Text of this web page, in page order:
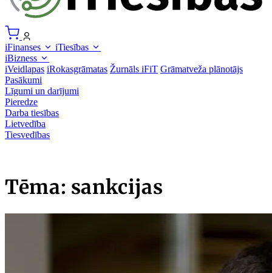
iFinanses
iTiesības
iBizness
iVeidlapas iRokasgrāmatas Žurnāls iFiT Grāmatveža plānotājs
Pasākumi
Līgumi un darījumi
Pieredze
Darba tiesības
Lietvedība
Tiesvedības
Tēma: sankcijas